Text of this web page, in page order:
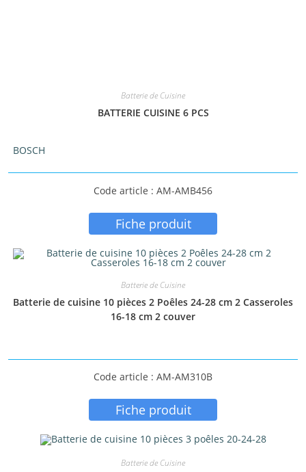
Batterie de Cuisine
BATTERIE CUISINE 6 PCS
BOSCH
Code article : AM-AMB456
Fiche produit
Batterie de Cuisine
Batterie de cuisine 10 pièces 2 Poêles 24-28 cm 2 Casseroles
16-18 cm 2 couver
Code article : AM-AM310B
Fiche produit
Batterie de Cuisine